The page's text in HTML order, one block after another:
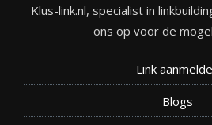
Klus-link.nl, specialist in
ons op voor de
Link
Blogs